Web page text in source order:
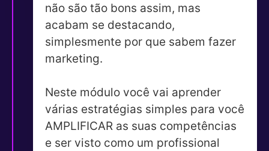
não são tão bons assim, mas
acabam se destacando,
simplesmente por que sabem fazer
marketing.
Neste módulo você vai aprender
várias estratégias simples para você
AMPLIFICAR as suas competências
e ser visto como um profissional